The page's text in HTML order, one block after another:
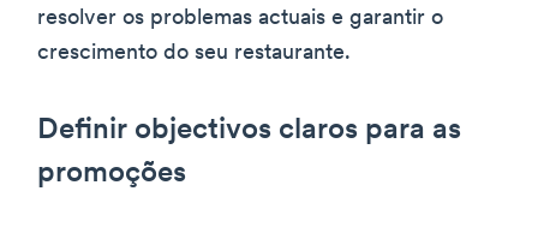
resolver os problemas actuais e garantir o
crescimento do seu restaurante.
Definir objectivos claros para as
promoções